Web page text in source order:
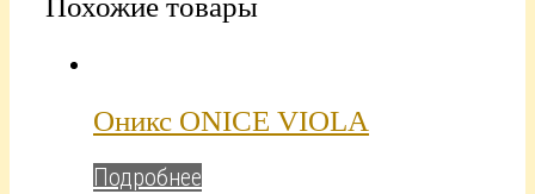
Похожие товары
Оникс ONICE VIOLA
Подробнее